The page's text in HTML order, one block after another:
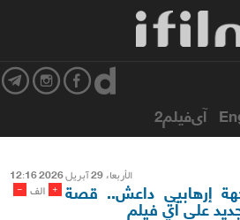
آی‌فیلم2
الأربعاء 29 آبریل 2026 12:16
- الف + إرهابيي داعش.. قصة
على آي فيلم